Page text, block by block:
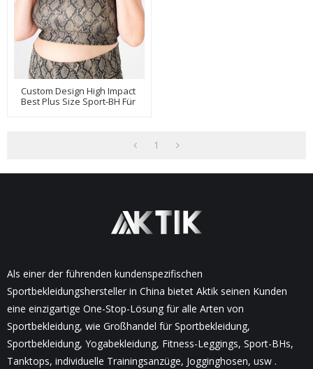
Custom Design High Impact
Best Plus Size Sport-BH Für
1
Als einer der führenden kundenspezifischen
Sportbekleidungshersteller in China bietet Aktik seinen Kunden
eine einzigartige One-Stop-Lösung für alle Arten von
Sportbekleidung, wie Großhandel für Sportbekleidung,
Sportbekleidung, Yogabekleidung, Fitness-Leggings, Sport-BHs,
Tanktops, individuelle Trainingsanzüge, Jogginghosen, usw .